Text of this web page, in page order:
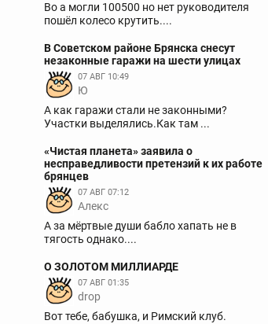
Во а могли 100500 но нет руководителя
пошёл колесо крутить....
В Советском районе Брянска снесут
незаконные гаражи на шести улицах
07 АВГ 10:49
Ю
А как гаражи стали не законными?
Участки выделялись.Как там ...
«Чистая планета» заявила о
несправедливости претензий к их работе
брянцев
07 АВГ 07:12
Aлекс
А за мёртвые души бабло хапать не в
тягость однако....
О ЗОЛОТОМ МИЛЛИАРДЕ
07 АВГ 01:35
drop
Вот тебе, бабушка, и Римский клуб.